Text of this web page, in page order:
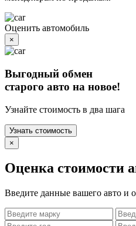
Оценить автомобиль
×
Выгодный обмен
старого авто на новое!
Узнайте стоимость в два шага
Узнать стоимость
×
Оценка стоимости
Введите данные вашего авто и